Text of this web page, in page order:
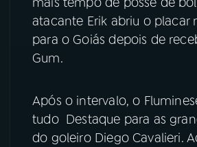
ACOMPANHE A RÁDIO NACIONAL
YouTube
TikTok
atacante Erik abriu o placar
para o Goiás depois de
Gum.
Após o intervalo, o
tudo Destaque para as
do goleiro Diego Cavalieri.